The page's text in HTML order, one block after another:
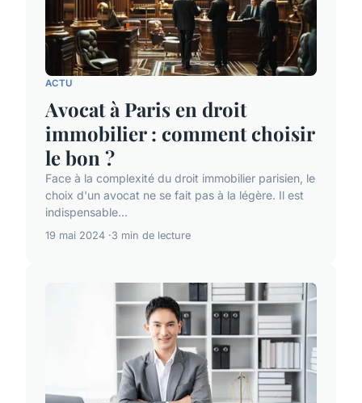
ACTU
Avocat à Paris en droit
immobilier : comment choisir
le bon ?
Face à la complexité du droit immobilier parisien, le
choix d'un avocat ne se fait pas à la légère. Il est
indispensable...
19 mai 2024 3 min de lecture